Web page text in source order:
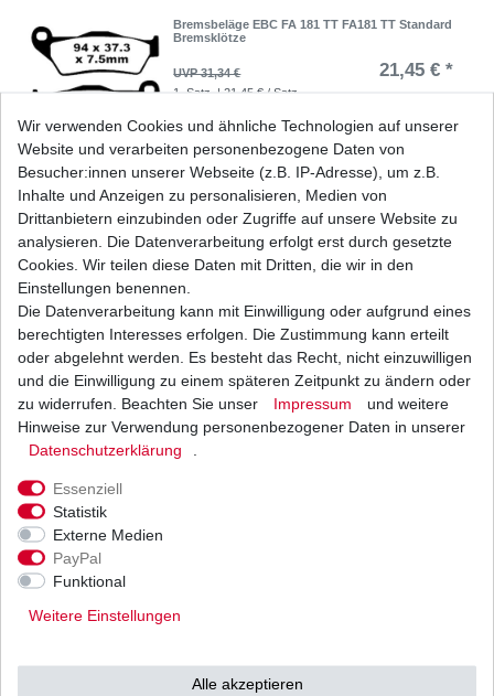
Bremsbeläge EBC FA 181 TT FA181 TT Standard
Bremsklötze
UVP 31,34 € 21,45 € *
1 Satz
| 21,45 € / Satz
Bremsbeläge EBC FA 322/4 HH FA322/4HH
Sinter Bremsklötze vorne
UVP 64,63 € 44,24 € *
1 Satz
Dichtung Kupplung KTM Super Enduro 950 LC8
UVP 12,54 €
inkl. ges. MwSt.zzgl.Versandkosten
Wir verwenden Cookies und ähnliche Technologien auf unserer
Website und verarbeiten personenbezogene Daten von
Besucher:innen unserer Webseite (z.B. IP-Adresse), um z.B.
Inhalte und Anzeigen zu personalisieren, Medien von
Drittanbietern einzubinden oder Zugriffe auf unsere Website zu
analysieren. Die Datenverarbeitung erfolgt erst durch gesetzte
Cookies. Wir teilen diese Daten mit Dritten, die wir in den
Einstellungen benennen.
Die Datenverarbeitung kann mit Einwilligung oder aufgrund eines
berechtigten Interesses erfolgen. Die Zustimmung kann erteilt
oder abgelehnt werden. Es besteht das Recht, nicht einzuwilligen
und die Einwilligung zu einem späteren Zeitpunkt zu ändern oder
zu widerrufen. Beachten Sie unser
Impressum
und weitere
Hinweise zur Verwendung personenbezogener Daten in unserer
Daten­schutz­erklärung
Essenziell
Statistik
Externe Medien
PayPal
Funktional
Weitere Einstellungen
Alle akzeptieren